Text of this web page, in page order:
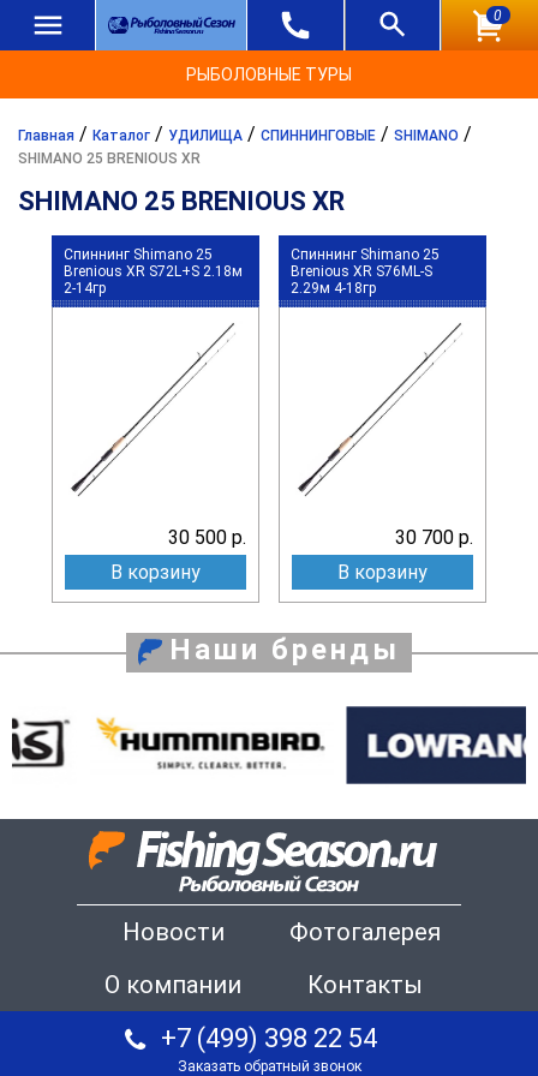
0
РЫБОЛОВНЫЕ ТУРЫ
Главная / Каталог / УДИЛИЩА / СПИННИНГОВЫЕ / SHIMANO /
SHIMANO 25 BRENIOUS XR
SHIMANO 25 BRENIOUS XR
Спиннинг Shimano 25
Brenious XR S72L+S 2.18м
2-14гр
30 500 р.
В корзину
Спиннинг Shimano 25
Brenious XR S76ML-S
2.29м 4-18гр
30 700 р.
В корзину
Наши бренды
Новости
Фотогалерея
О компании
Контакты
+7 (499) 398 22 54
Заказать обратный звонок